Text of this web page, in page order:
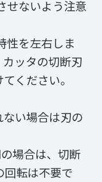
せないよう注意
性を左右しま
ッタの切断刃
ください。
い場合は刃の
場合は、切断
回転は不要で